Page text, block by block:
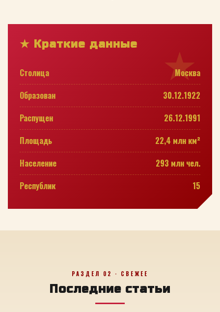
★ Краткие данные
Столица
Москва
Образован
30.12.1922
Распущен
26.12.1991
Площадь
22,4 млн км²
Население
293 млн чел.
Республик
15
РАЗДЕЛ 02 · СВЕЖЕЕ
Последние статьи